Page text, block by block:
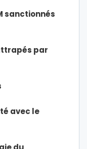
sanctionnés
par
avec le